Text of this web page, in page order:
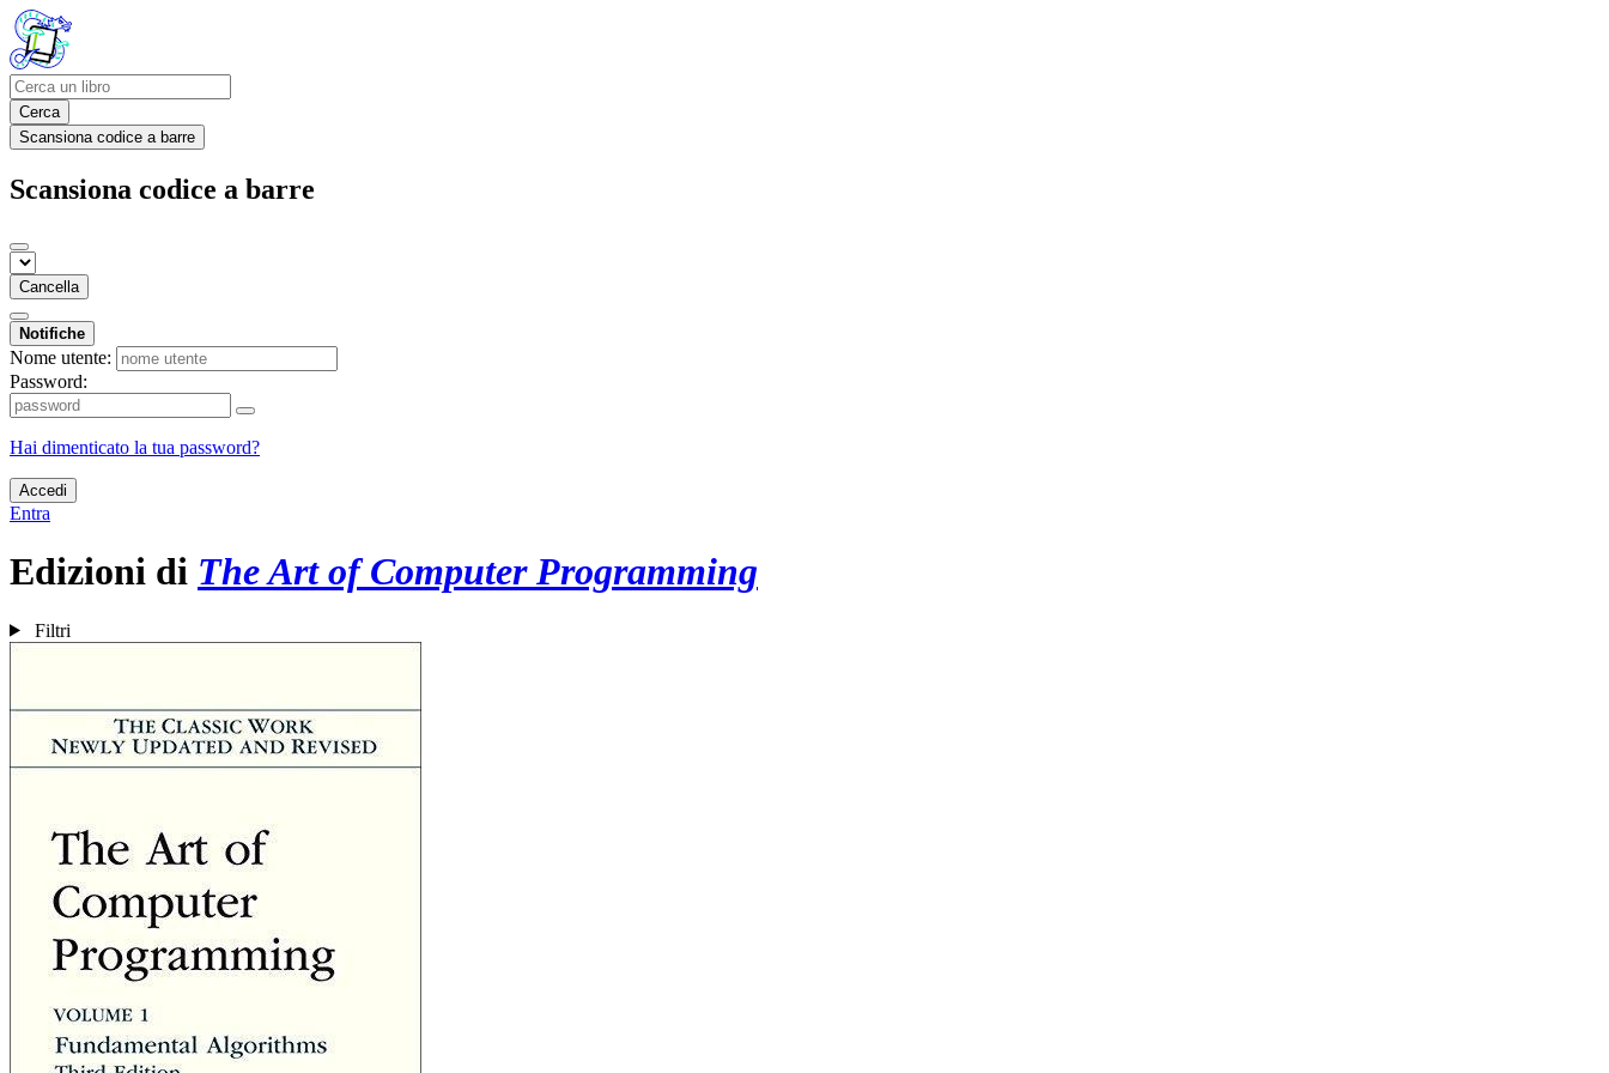
Cerca
Scansiona codice a barre
Scansiona codice a barre
Cancella
Notifiche
Nome utente:
Password:
Hai dimenticato la tua password?
Accedi
Entra
Edizioni di The Art of Computer Programming
Filtri